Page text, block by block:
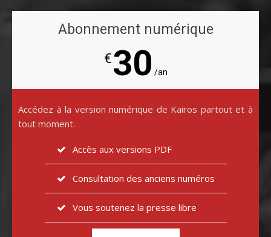
Abonnement numérique
€30 /an
Accédez à la version numérique de Kairos partout et à
tout moment.
Accès aux versions PDF
Consultation des anciens numéros
Vous soutenez la presse libre